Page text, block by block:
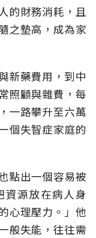
的財務消耗，且
之墊高，成為家
新藥費用，到中
照顧與雜費，每
一路攀升至六萬
個失智症家庭的
點出一個容易被
資源放在病人身
心理壓力。」他
般失能，往往需